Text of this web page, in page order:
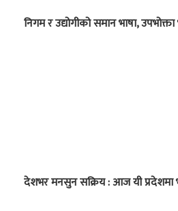
निगम र उद्योगीको समान भाषा,
देशभर मनसुन सक्रिय : आज यी प्रदेशमा